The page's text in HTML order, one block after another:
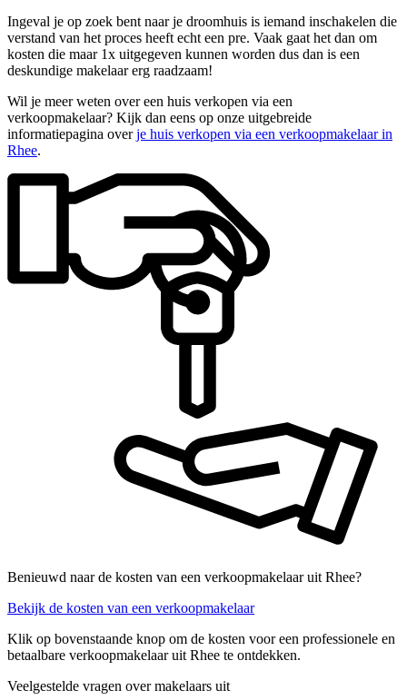
Ingeval je op zoek bent naar je droomhuis is iemand inschakelen die
verstand van het proces heeft echt een pre. Vaak gaat het dan om
kosten die maar 1x uitgegeven kunnen worden dus dan is een
deskundige makelaar erg raadzaam!
Wil je meer weten over een huis verkopen via een
verkoopmakelaar? Kijk dan eens op onze uitgebreide
informatiepagina overje huis verkopen via een verkoopmakelaar in
Rhee.
Benieuwd naar de kosten van een verkoopmakelaar uit Rhee?
Bekijk de kosten van een verkoopmakelaar
Klik op bovenstaande knop om de kosten voor een professionele en
betaalbare verkoopmakelaar uit Rhee te ontdekken.
Veelgestelde vragen over makelaars uit